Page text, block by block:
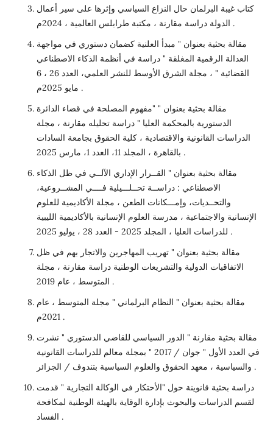
كتاب غيبة البرلمان حال النزاع السياسي وإثرها على سير أعمال
الدولة دراسة مقارنة ، مكتبة طرابلس العالمية ، 2024م .
مقالة بحثية بعنوان " مبدأ العلنية كضمان دستوري في مواجهة
العدالة الرقمية المغلقة " دراسة في أنظمة الذكاء الاصطناعي
القضائية " ، مجلة الشرق الأوسط للنشر العلمي، العدد 26 ، 6
مايو 2025م .
مقالة بحثية بعنوان " "مفهوم المصلحة في قضاء الدائرة
الدستورية بالمحكمة العليا " دراسة تحليله مقارنة ، مجلة
الدراسات القانونية والاقتصادية ، كلية الحقوق بجامعة السادات
بالقاهرة ، المجلد 11، العدد 1، مارس 2025 .
مقالة بحثية بعنوان " القــرار الإداري الآلــي في ظل الذكاء
الاصطناعي : دراســة تحــلـــيلية فــــي المشــروعية،
والتحــديات، وإمـــكانات الطعن ، مجلة الأكاديمية للعلوم
الإنسانية والاجتماعية ، مدرسة العلوم الإنسانية بالأكاديمية الليبية
للدراسات العليا ، المجلد 2025 - العدد 28 ، يوليو 2025 .
مقالة بحثية بعنوان " تهريب المهاجرين والاتجار بهم في ظل
الاتفاقيات الدولية والتشريعات الوطنية دراسة مقارنة ، مجلة
المتوسط ، عام 2019 .
مقالة بحثية بعنوان " النظام البرلماني " مجلة المتوسط ، عام
2021م .
مقالة بحثية مقارنة " الدور السياسي للقاضي الدستوري " نشرت
في العدد الأول " جوان / 2017 " بمجلة معالم للدراسات القانونية
والسياسية ، معهد الحقوق والعلوم السياسية بتندوف / الجزائر .
دراسة بحثية قانوينة حول "الأحتكار في الوكالة التجارية " قدمت
لقسم الدراسات والبحوث بإدارة الوقاية بالهيئة الوطنية لمكافحة
الفساد .